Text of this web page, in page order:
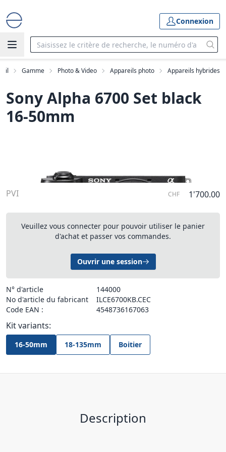
Connexion
Gamme Photo & Video Appareils photo Appareils hybrides
Sony Alpha 6700 Set black
16-50mm
PVI CHF 1'700.00
Veuillez vous connecter pour pouvoir utiliser le panier
d'achat et passer vos commandes.
Ouvrir une session
N° d'article
144000
No d'article du fabricant
ILCE6700KB.CEC
Code EAN :
4548736167063
Kit variants:
16-50mm 18-135mm Boitier
Description